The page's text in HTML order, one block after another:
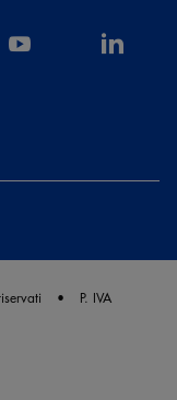
P. IVA